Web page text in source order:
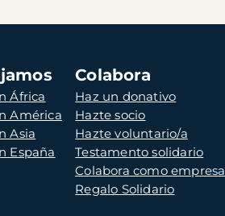
África
América
Asia
España
Colabora
Haz un donativo
Hazte socio
Hazte voluntario/a
Testamento solidario
Colabora como empresa
Regalo Solidario